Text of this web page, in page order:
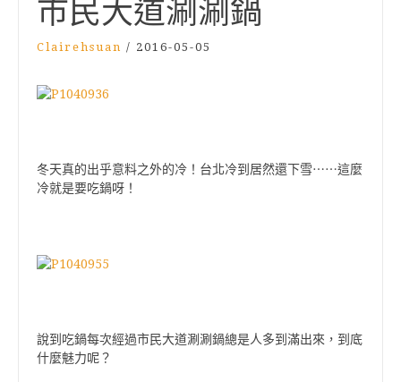
市民大道涮涮鍋
Clairehsuan / 2016-05-05
冬天真的出乎意料之外的冷！台北冷到居然還下雪⋯⋯這麼
冷就是要吃鍋呀！
說到吃鍋每次經過市民大道涮涮鍋總是人多到滿出來，到底
什麼魅力呢？